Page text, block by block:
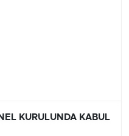
KURULUNDA KABUL